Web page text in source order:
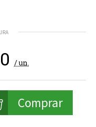
/ un.